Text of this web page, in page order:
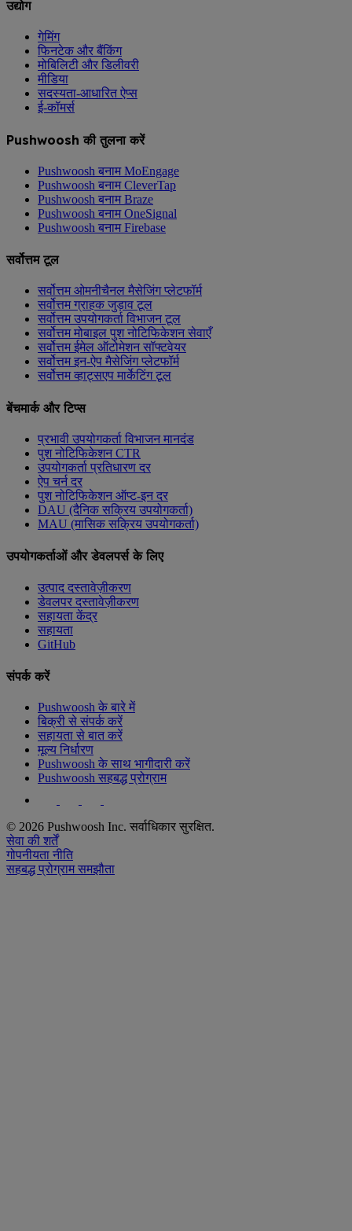
उद्योग
गेमिंग
फिनटेक और बैंकिंग
मोबिलिटी और डिलीवरी
मीडिया
सदस्यता-आधारित ऐप्स
ई-कॉमर्स
Pushwoosh की तुलना करें
Pushwoosh बनाम MoEngage
Pushwoosh बनाम CleverTap
Pushwoosh बनाम Braze
Pushwoosh बनाम OneSignal
Pushwoosh बनाम Firebase
सर्वोत्तम टूल
सर्वोत्तम ओमनीचैनल मैसेजिंग प्लेटफॉर्म
सर्वोत्तम ग्राहक जुड़ाव टूल
सर्वोत्तम उपयोगकर्ता विभाजन टूल
सर्वोत्तम मोबाइल पुश नोटिफिकेशन सेवाएँ
सर्वोत्तम ईमेल ऑटोमेशन सॉफ्टवेयर
सर्वोत्तम इन-ऐप मैसेजिंग प्लेटफॉर्म
सर्वोत्तम व्हाट्सएप मार्केटिंग टूल
बेंचमार्क और टिप्स
प्रभावी उपयोगकर्ता विभाजन मानदंड
पुश नोटिफिकेशन CTR
उपयोगकर्ता प्रतिधारण दर
ऐप चर्न दर
पुश नोटिफिकेशन ऑप्ट-इन दर
DAU (दैनिक सक्रिय उपयोगकर्ता)
MAU (मासिक सक्रिय उपयोगकर्ता)
उपयोगकर्ताओं और डेवलपर्स के लिए
उत्पाद दस्तावेज़ीकरण
डेवलपर दस्तावेज़ीकरण
सहायता केंद्र
सहायता
GitHub
संपर्क करें
Pushwoosh के बारे में
बिक्री से संपर्क करें
सहायता से बात करें
मूल्य निर्धारण
Pushwoosh के साथ भागीदारी करें
Pushwoosh सहबद्ध प्रोग्राम
© 2026 Pushwoosh Inc. सर्वाधिकार सुरक्षित.
सेवा की शर्तें
गोपनीयता नीति
सहबद्ध प्रोग्राम समझौता